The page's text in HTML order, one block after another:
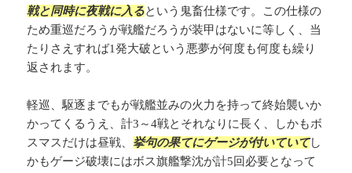
戦と同時に夜戦に入るという鬼畜仕様です。この仕様の
ため重巡だろうが戦艦だろうが装甲はないに等しく、当
たりさえすれば1発大破という悪夢が何度も何度も繰り
返されます。
軽巡、駆逐までもが戦艦並みの火力を持って終始襲いか
かってくるうえ、計3～4戦とそれなりに長く、しかもボ
スマスだけは昼戦、 挙句の果てにゲージが付いていてし
かもゲージ破壊にはボス旗艦撃沈が計5回必要となって